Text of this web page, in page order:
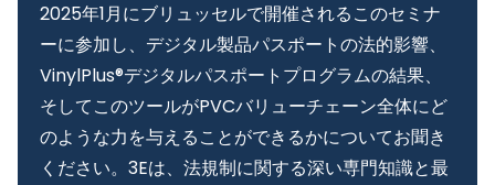
2025年1月にブリュッセルで開催されるこのセミナ
ーに参加し、デジタル製品パスポートの法的影響、
VinylPlus®デジタルパスポートプログラムの結果、
そしてこのツールがPVCバリューチェーン全体にど
のような力を与えることができるかについてお聞き
ください。3Eは、法規制に関する深い専門知識と最